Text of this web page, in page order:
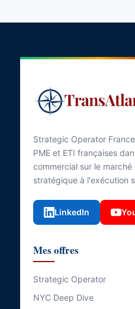
Strategic Operator
PME et ETI françaises
commercial sur le
stratégique à l'exécution
LinkedIn
Mes offres
Strategic Operator
NYC Deep Dive